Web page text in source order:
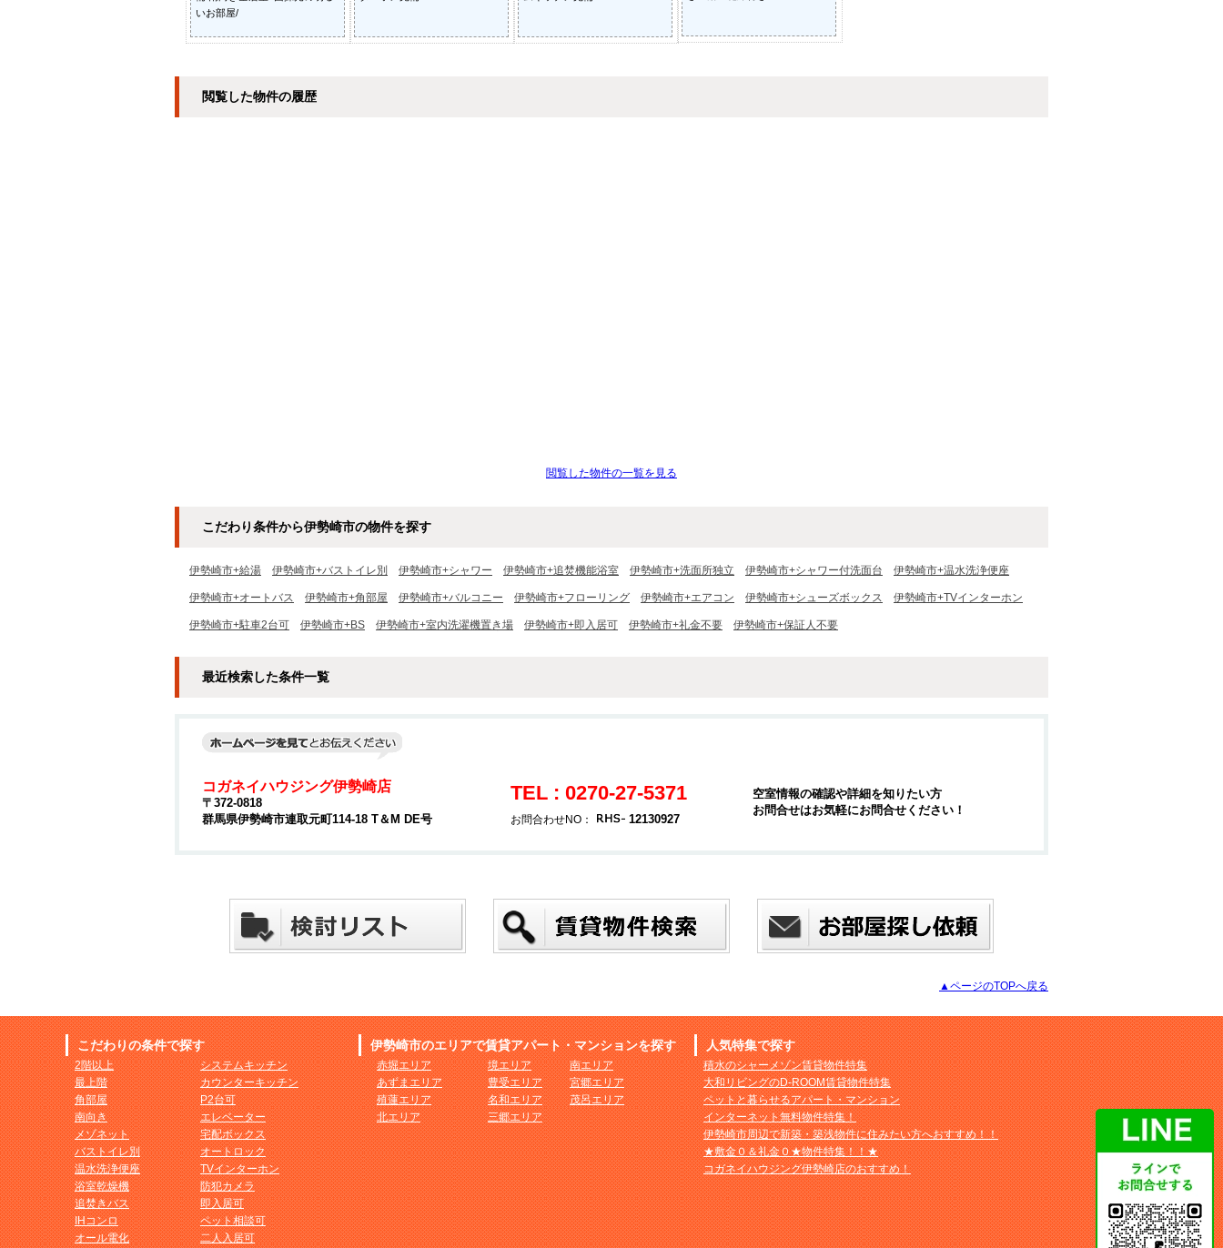
いお部屋/
閲覧した物件の履歴
閲覧した物件の一覧を見る
こだわり条件から伊勢崎市の物件を探す
伊勢崎市+給湯 伊勢崎市+バストイレ別 伊勢崎市+シャワー 伊勢崎市+追焚機能浴室 伊勢崎市+洗面所独立 伊勢崎市+シャワー付洗面台 伊勢崎市+温水洗浄便座
伊勢崎市+オートバス 伊勢崎市+角部屋 伊勢崎市+バルコニー 伊勢崎市+フローリング 伊勢崎市+エアコン 伊勢崎市+シューズボックス 伊勢崎市+TVインターホン
伊勢崎市+駐車2台可 伊勢崎市+BS 伊勢崎市+室内洗濯機置き場 伊勢崎市+即入居可 伊勢崎市+礼金不要 伊勢崎市+保証人不要
最近検索した条件一覧
コガネイハウジング伊勢崎店
〒372-0818
群馬県伊勢崎市連取元町114-18 T＆M DE号
TEL : 0270-27-5371
お問合わせNO： 12130927
空室情報の確認や詳細を知りたい方
お問合せはお気軽にお問合せください！
▲ページのTOPへ戻る
こだわりの条件で探す
2階以上
最上階
角部屋
南向き
メゾネット
バストイレ別
温水洗浄便座
浴室乾燥機
追焚きバス
IHコンロ
オール電化
システムキッチン
カウンターキッチン
P2台可
エレベーター
宅配ボックス
オートロック
TVインターホン
防犯カメラ
即入居可
ペット相談可
二人入居可
伊勢崎市のエリアで賃貸アパート・マンションを探す
赤堀エリア
あずまエリア
殖蓮エリア
北エリア
境エリア
豊受エリア
名和エリア
三郷エリア
南エリア
宮郷エリア
茂呂エリア
人気特集で探す
積水のシャーメゾン賃貸物件特集
大和リビングのD-ROOM賃貸物件特集
ペットと暮らせるアパート・マンション
インターネット無料物件特集！
伊勢崎市周辺で新築・築浅物件に住みたい方へおすすめ！！
★敷金０＆礼金０★物件特集！！★
コガネイハウジング伊勢崎店のおすすめ！